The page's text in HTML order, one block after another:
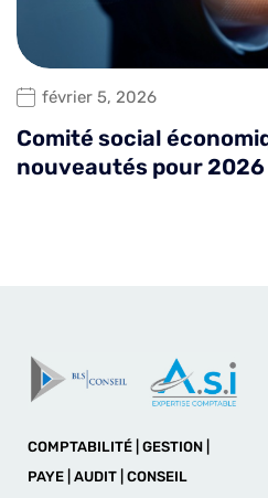
février 5, 2026
Comité social
nouveautés pour 2026
COMPTABILITÉ | GESTION |
PAYE | AUDIT | CONSEIL